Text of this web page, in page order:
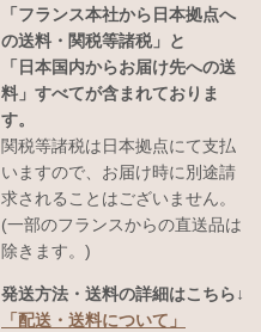
「フランス本社から日本拠点へ
の送料・関税等諸税」と
「日本国内からお届け先への送
料」すべてが含まれておりま
す。
関税等諸税は日本拠点にて支払
いますので、お届け時に別途請
求されることはございません。
(一部のフランスからの直送品は
除きます。)
発送方法・送料の詳細はこちら↓
「配送・送料について」